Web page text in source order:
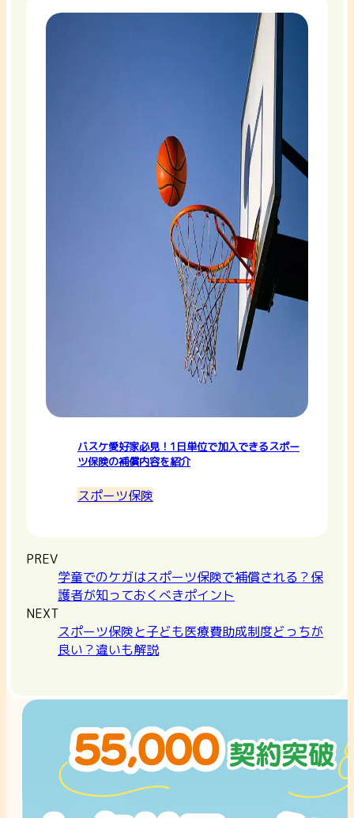
バスケ愛好家必見！1日単位で加入できるスポー
ツ保険の補償内容を紹介
スポーツ保険
PREV
学童でのケガはスポーツ保険で補償される？保
護者が知っておくべきポイント
NEXT
スポーツ保険と子ども医療費助成制度どっちが
良い？違いも解説